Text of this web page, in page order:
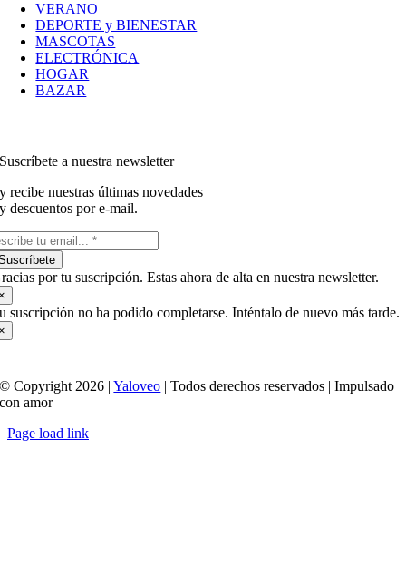
VERANO
DEPORTE y BIENESTAR
MASCOTAS
ELECTRÓNICA
HOGAR
BAZAR
Suscríbete a nuestra newsletter
y recibe nuestras últimas novedades
y descuentos por e-mail.
por tu suscripción. Estas ahora de alta en nuestra newsletter.
suscripción no ha podido completarse. Inténtalo de nuevo más tarde.
© Copyright 2026 |Yaloveo | Todos derechos reservados | Impulsado
con amor
Page load link